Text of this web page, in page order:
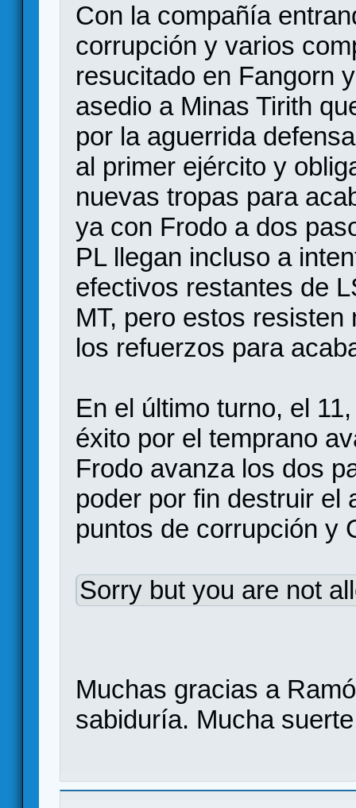
Con la compañía
corrupción y varios
resucitado en Fangorn
asedio a Minas Tirith
por la aguerrida
al primer ejército y
nuevas tropas para
ya con Frodo a dos
PL llegan incluso a
efectivos restantes de
MT, pero estos
los refuerzos para
En el último turno, el
éxito por el temprano
Frodo avanza los dos
poder por fin destruir el
puntos de corrupción y
Sorry but you are not
Muchas gracias a
sabiduría. Mucha